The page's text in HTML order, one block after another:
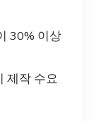
30% 이상
제작 수요